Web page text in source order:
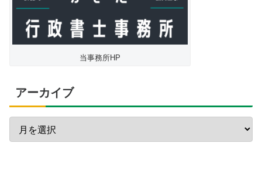
当事務所HP
アーカイブ